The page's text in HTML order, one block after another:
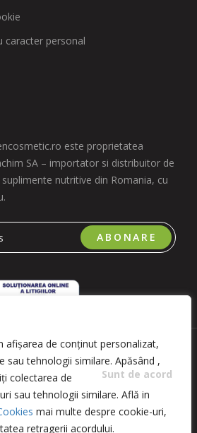
afișarea de conținut personalizat,
sau tehnologii similare. Apăsând
Sunt de acord
,
colectarea de
sau tehnologii similare. Află in
mai multe despre cookie-uri,
retragerii acordului.
caracter personal
este proprietatea
SA – importator si distribuitor de
nutritive din Romania, cu
ABONARE
SA. Realizat de Simplio
Software